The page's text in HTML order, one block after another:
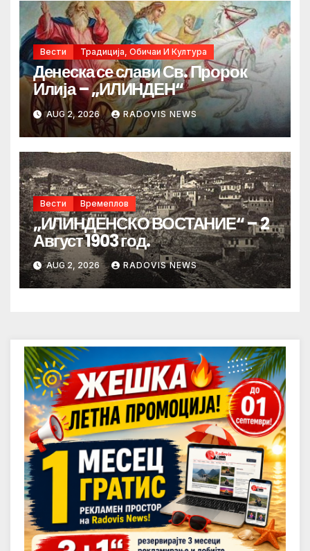
Вести Традиција, Обичаи И Култура
Денеска се слави Св. Пророк
Илија – „ИЛИНДЕН“
AUG 2, 2026 RADOVIS NEWS
Вести Времеплов
„ИЛИНДЕНСКО ВОСТАНИЕ“ – 2
Август 1903 год.
AUG 2, 2026 RADOVIS NEWS